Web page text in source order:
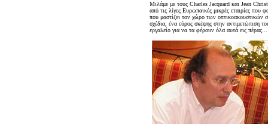
Μιλάμε με τους Charles Jacquard και Jean
από τις λίγες Ευρωπαικές μικρές εταιρίες που
που μαστίζει τον χώρο των
σχέδια, ένα εύρος σκέψης στην αντιμετώπιση
εργαλείο για να τα φέρουν όλα αυτά εις πέρας...